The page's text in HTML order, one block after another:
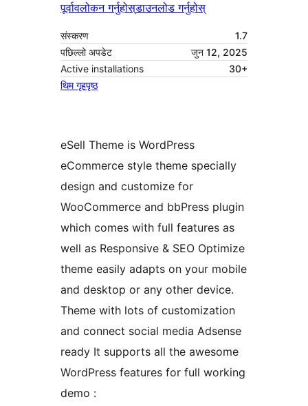
पूर्वावलोकन गर्नुहोस्डाउनलोड गर्नुहोस्
संस्करण
1.7
पछिल्लो अपडेट
जुन 12, 2025
Active installations
30+
थिम गृहपृष्ठ
eSell Theme is WordPress
eCommerce style theme specially
design and customize for
WooCommerce and bbPress plugin
which comes with full features as
well as Responsive & SEO Optimize
theme easily adapts on your mobile
and desktop or any other device.
Theme with lots of customization
and connect social media Adsense
ready It supports all the awesome
WordPress features for full working
demo :